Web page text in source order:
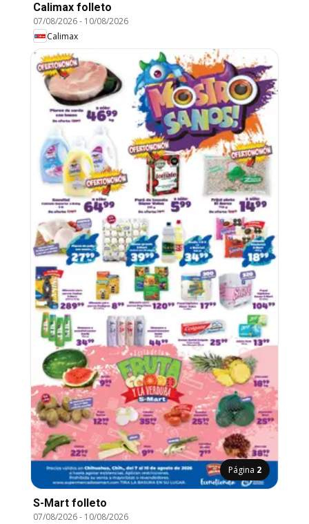
Calimax folleto
07/08/2026- 10/08/2026
Calimax
Página 2
S-Mart folleto
07/08/2026- 10/08/2026